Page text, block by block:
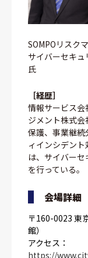
SOMPOリスク
サイバーセキ
氏
［経歴］
情報サービス会
ジメント株式
保護、事業継続
ィインシデン
は、サイバー
を行っている。
会場詳細
〒160-0023 東
館）
アクセス：
https://